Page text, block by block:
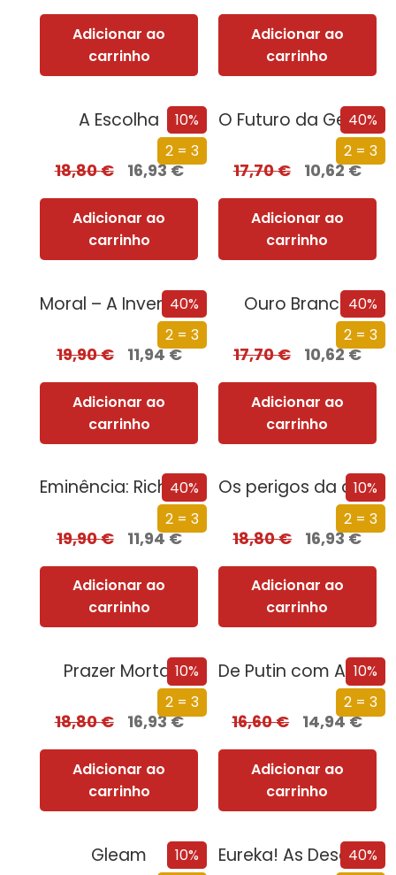
Adicionar ao
carrinho
Adicionar ao
carrinho
10%
2 = 3
A Escolha
18,80€ 16,93€
Adicionar ao
carrinho
40%
2 = 3
O Futuro da Geografia
17,70€ 10,62€
Adicionar ao
carrinho
40%
2 = 3
Moral – A Invenção do Bem e do Mal
19,90€ 11,94€
Adicionar ao
carrinho
40%
2 = 3
Ouro Branco
17,70€ 10,62€
Adicionar ao
carrinho
40%
2 = 3
Eminência: Richelieu e a Ascensão de França
19,90€ 11,94€
Adicionar ao
carrinho
10%
2 = 3
Os perigos da direita radical: Bolsonaro, Ventura e não só!
18,80€ 16,93€
Adicionar ao
carrinho
10%
2 = 3
Prazer Mortal
18,80€ 16,93€
Adicionar ao
carrinho
10%
2 = 3
De Putin com Amor
16,60€ 14,94€
Adicionar ao
carrinho
10%
Gleam
40%
Eureka! As Descobertas que Mudaram a Ciência